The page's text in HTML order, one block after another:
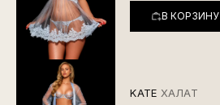
В КОРЗИНУ
KATE ХАЛАТ